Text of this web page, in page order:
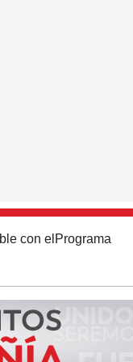
con el Programa